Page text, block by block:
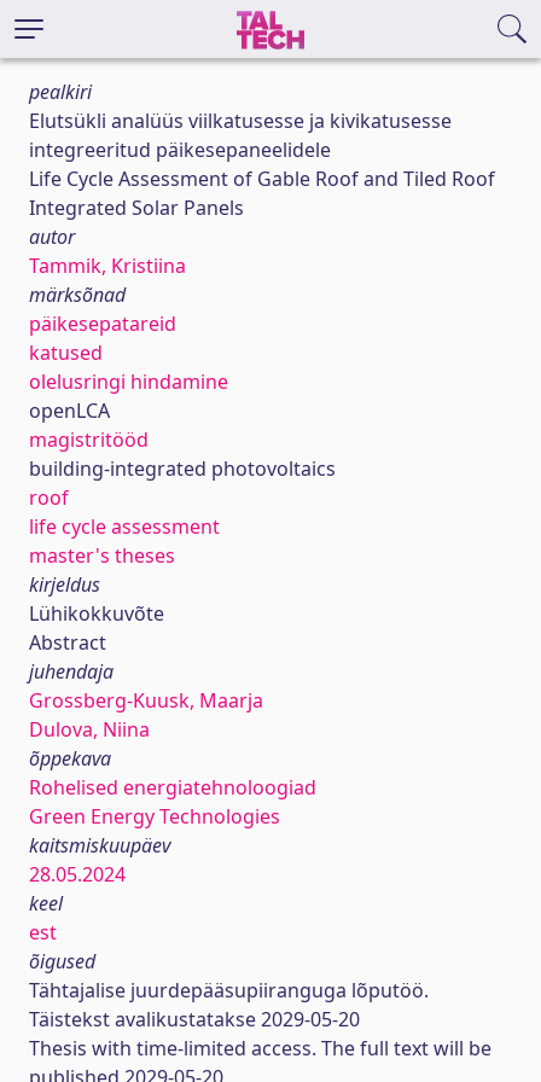
pealkiri
Elutsükli analüüs viilkatusesse ja kivikatusesse
integreeritud päikesepaneelidele
Life Cycle Assessment of Gable Roof and Tiled Roof
Integrated Solar Panels
autor
Tammik, Kristiina
märksõnad
päikesepatareid
katused
olelusringi hindamine
openLCA
magistritööd
building-integrated photovoltaics
roof
life cycle assessment
master's theses
kirjeldus
Lühikokkuvõte
Abstract
juhendaja
Grossberg-Kuusk, Maarja
Dulova, Niina
õppekava
Rohelised energiatehnoloogiad
Green Energy Technologies
kaitsmiskuupäev
28.05.2024
keel
est
õigused
Tähtajalise juurdepääsupiiranguga lõputöö.
Täistekst avalikustatakse 2029-05-20
Thesis with time-limited access. The full text will be